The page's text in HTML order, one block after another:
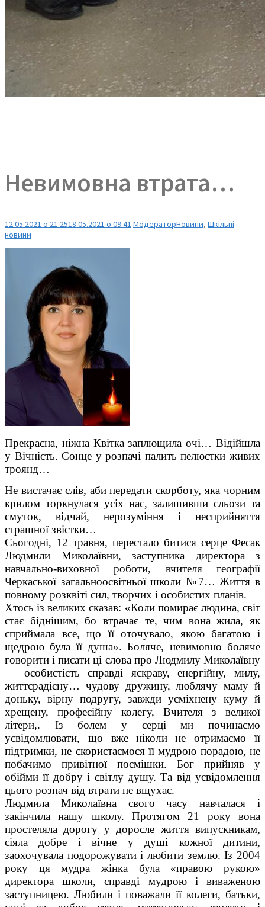
Невимовна втрата…
12.05.2021 о 21:2518.05.2021 о 09:41 МодераторНовини, Шкільні
новини
Прекрасна, ніжна Квітка заплющила очі… Відійшла
у Вічність. Сонце у розпачі палить пелюстки живих
троянд…
Не вистачає слів, аби передати скорботу, яка чорним
крилом торкнулася усіх нас, залишивши сльози та
смуток, відчай, нерозуміння і несприйняття
страшної звістки…
Сьогодні, 12 травня, перестало битися серце Фесак
Людмили Миколаївни, заступника директора з
навчально-виховної роботи, вчителя географії
Черкаської загальноосвітньої школи №7… Життя в
повному розквіті сил, творчих і особистих планів.
Хтось із великих сказав: «Коли помирає людина, світ
стає біднішим, бо втрачає те, чим вона жила, як
сприймала все, що її оточувало, якою багатою і
щедрою була її душа». Боляче, невимовно боляче
говорити і писати ці слова про Людмилу Миколаївну
— особистість справді яскраву, енергійну, милу,
життєрадісну… чудову дружину, люблячу маму й
доньку, вірну подругу, завжди усміхнену куму й
хрещену, професійну колегу, Вчителя з великої
літери,. Із болем у серці ми починаємо
усвідомлювати, що вже ніколи не отримаємо її
підтримки, не скористаємося її мудрою порадою, не
побачимо привітної посмішки. Бог прийняв у
обійми її добру і світлу душу. Та від усвідомлення
цього розпач від втрати не вщухає.
Людмила Миколаївна свого часу навчалася і
закінчила нашу школу. Протягом 21 року вона
простеляла дорогу у доросле життя випускникам,
сіяла добре і вічне у душі кожної дитини,
заохочувала подорожувати і любити землю. Із 2004
року ця мудра жінка була «правою рукою»
директора школи, справді мудрою і виваженою
заступницею. Любили і поважали її колеги, батьки,